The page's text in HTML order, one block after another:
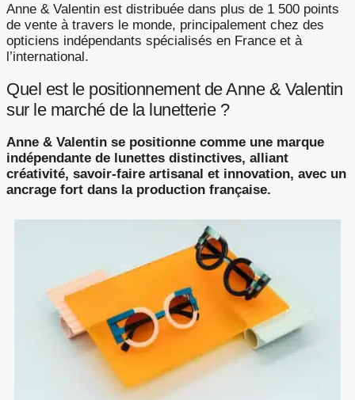
Anne & Valentin est distribuée dans plus de 1 500 points
de vente à travers le monde, principalement chez des
opticiens indépendants spécialisés en France et à
l’international.
Quel est le positionnement de Anne & Valentin
sur le marché de la lunetterie ?
Anne & Valentin se positionne comme une marque
indépendante de lunettes distinctives, alliant
créativité, savoir-faire artisanal et innovation, avec un
ancrage fort dans la production française.